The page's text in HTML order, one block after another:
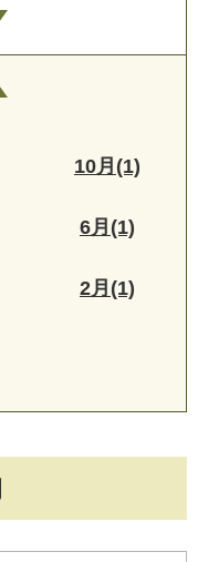
10月(1)
6月(1)
2月(1)